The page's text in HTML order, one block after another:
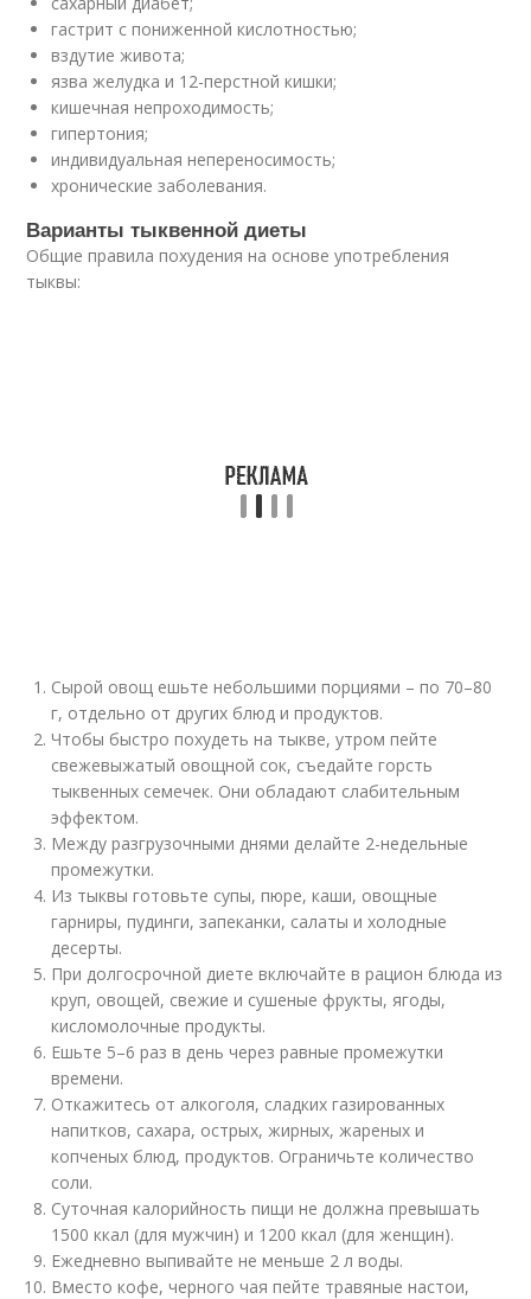
гастрит с пониженной кислотностью;
вздутие живота;
язва желудка и 12-перстной кишки;
кишечная непроходимость;
гипертония;
индивидуальная непереносимость;
хронические заболевания.
Варианты тыквенной диеты
Общие правила похудения на основе употребления
тыквы:
Сырой овощ ешьте небольшими порциями – по 70–80
г, отдельно от других блюд и продуктов.
Чтобы быстро похудеть на тыкве, утром пейте
свежевыжатый овощной сок, съедайте горсть
тыквенных семечек. Они обладают слабительным
эффектом.
Между разгрузочными днями делайте 2-недельные
промежутки.
Из тыквы готовьте супы, пюре, каши, овощные
гарниры, пудинги, запеканки, салаты и холодные
десерты.
При долгосрочной диете включайте в рацион блюда из
круп, овощей, свежие и сушеные фрукты, ягоды,
кисломолочные продукты.
Ешьте 5–6 раз в день через равные промежутки
времени.
Откажитесь от алкоголя, сладких газированных
напитков, сахара, острых, жирных, жареных и
копченых блюд, продуктов. Ограничьте количество
соли.
Суточная калорийность пищи не должна превышать
1500 ккал (для мужчин) и 1200 ккал (для женщин).
Ежедневно выпивайте не меньше 2 л воды.
Вместо кофе, черного чая пейте травяные настои,